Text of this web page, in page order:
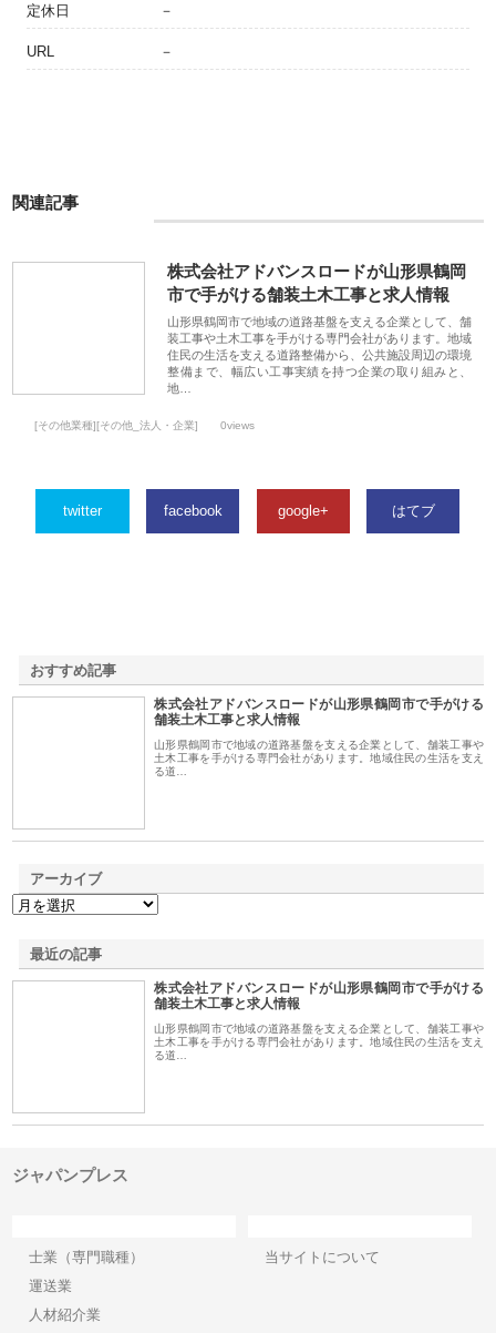
定休日 －
URL －
関連記事
株式会社アドバンスロードが山形県鶴岡
市で手がける舗装土木工事と求人情報
山形県鶴岡市で地域の道路基盤を支える企業として、舗
装工事や土木工事を手がける専門会社があります。地域
住民の生活を支える道路整備から、公共施設周辺の環境
整備まで、幅広い工事実績を持つ企業の取り組みと、
地…
[その他業種][その他_法人・企業] 0views
twitter facebook google+ はてブ
おすすめ記事
株式会社アドバンスロードが山形県鶴岡市で手がける
舗装土木工事と求人情報
山形県鶴岡市で地域の道路基盤を支える企業として、舗装工事や
土木工事を手がける専門会社があります。地域住民の生活を支え
る道…
アーカイブ
最近の記事
株式会社アドバンスロードが山形県鶴岡市で手がける
舗装土木工事と求人情報
山形県鶴岡市で地域の道路基盤を支える企業として、舗装工事や
土木工事を手がける専門会社があります。地域住民の生活を支え
る道…
ジャパンプレス
士業（専門職種）
運送業
人材紹介業
当サイトについて